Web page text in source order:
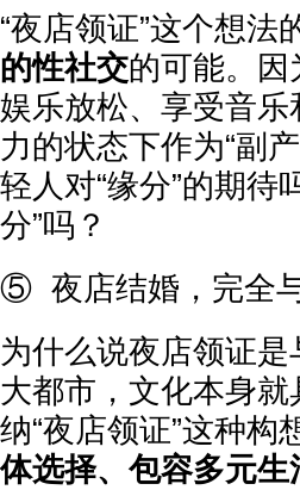
“夜店领证”这个想
的性社交的可能。
娱乐放松、享受音
力的状态下作为“副
轻人对“缘分”的期待
分”吗？
⑤ 夜店结婚，完全
为什么说夜店领证
大都市，文化本身
纳“夜店领证”这种
体选择、包容多元生